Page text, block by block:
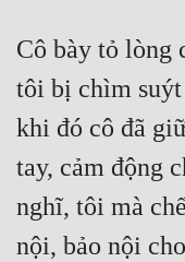
Cô bày tỏ lòng
tôi bị chìm
khi đó cô đã
tay, cảm động
nghĩ, tôi mà
nội, bảo nội